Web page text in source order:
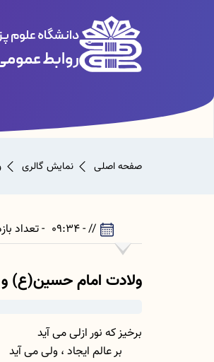
دانشگاه علوم
روابط
صفحه اصلی نمایش گالری
// - 09:34 - تعداد بازدید: 424
ولادت امام حسین(ع) و
برخیز که نور ازلی می آید